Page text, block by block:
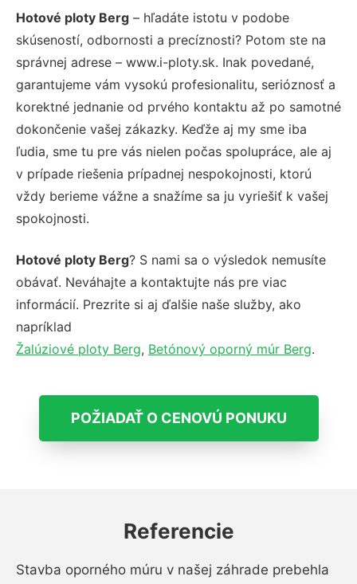
Hotové ploty Berg – hľadáte istotu v podobe
skúseností, odbornosti a precíznosti? Potom ste na
správnej adrese – www.i-ploty.sk. Inak povedané,
garantujeme vám vysokú profesionalitu, serióznosť a
korektné jednanie od prvého kontaktu až po samotné
dokončenie vašej zákazky. Keďže aj my sme iba
ľudia, sme tu pre vás nielen počas spolupráce, ale aj
v prípade riešenia prípadnej nespokojnosti, ktorú
vždy berieme vážne a snažíme sa ju vyriešiť k vašej
spokojnosti.
Hotové ploty Berg? S nami sa o výsledok nemusíte
obávať. Neváhajte a kontaktujte nás pre viac
informácií. Prezrite si aj ďalšie naše služby, ako
napríklad
Žalúziové ploty Berg, Betónový oporný múr Berg.
POŽIADAŤ O CENOVÚ PONUKU
Referencie
Stavba oporného múru v našej záhrade prebehla